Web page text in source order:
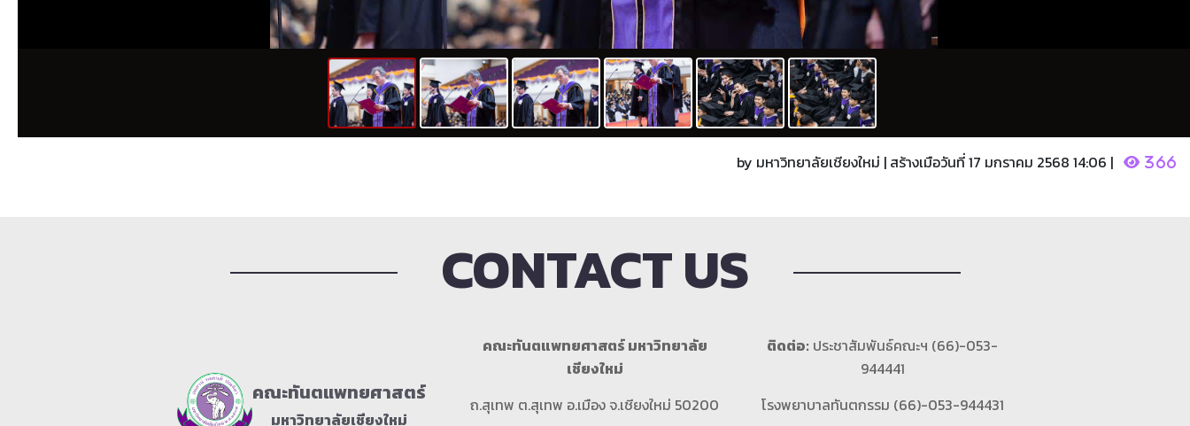
by มหาวิทยาลัยเชียงใหม่ | สร้างเมือวันที่ 17 มกราคม 2568 14:06 | 366
CONTACT US
คณะทันตแพทยศาสตร์
มหาวิทยาลัยเชียงใหม่
คณะทันตแพทยศาสตร์ มหาวิทยาลัย
เชียงใหม่
ถ.สุเทพ ต.สุเทพ อ.เมือง จ.เชียงใหม่ 50200
ติดต่อ: ประชาสัมพันธ์คณะฯ (66)-053-
944441
โรงพยาบาลทันตกรรม (66)-053-944431